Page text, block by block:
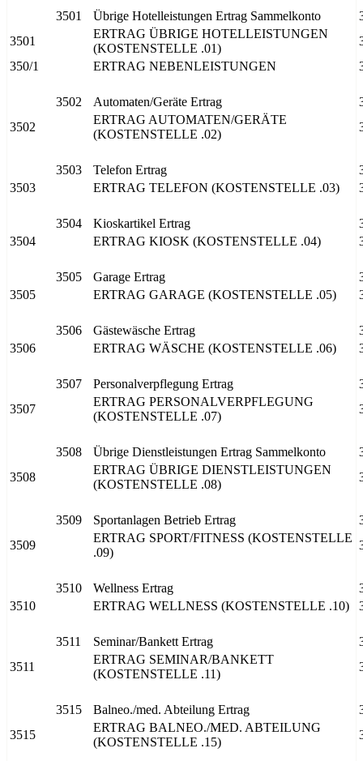
3501 Übrige Hotelleistungen Ertrag Sammelkonto
3501
ERTRAG ÜBRIGE HOTELLEISTUNGEN
(KOSTENSTELLE .01)
350/1
ERTRAG NEBENLEISTUNGEN
3502 Automaten/Geräte Ertrag
3502
ERTRAG AUTOMATEN/GERÄTE
(KOSTENSTELLE .02)
3503 Telefon Ertrag
3503
ERTRAG TELEFON (KOSTENSTELLE .03)
3504 Kioskartikel Ertrag
3504
ERTRAG KIOSK (KOSTENSTELLE .04)
3505 Garage Ertrag
3505
ERTRAG GARAGE (KOSTENSTELLE .05)
3506 Gästewäsche Ertrag
3506
ERTRAG WÄSCHE (KOSTENSTELLE .06)
3507 Personalverpflegung Ertrag
3507
ERTRAG PERSONALVERPFLEGUNG
(KOSTENSTELLE .07)
3508 Übrige Dienstleistungen Ertrag Sammelkonto
3508
ERTRAG ÜBRIGE DIENSTLEISTUNGEN
(KOSTENSTELLE .08)
3509 Sportanlagen Betrieb Ertrag
3509
ERTRAG SPORT/FITNESS (KOSTENSTELLE
.09)
3510 Wellness Ertrag
3510
ERTRAG WELLNESS (KOSTENSTELLE .10)
3511 Seminar/Bankett Ertrag
3511
ERTRAG SEMINAR/BANKETT
(KOSTENSTELLE .11)
3515 Balneo./med. Abteilung Ertrag
3515
ERTRAG BALNEO./MED. ABTEILUNG
(KOSTENSTELLE .15)